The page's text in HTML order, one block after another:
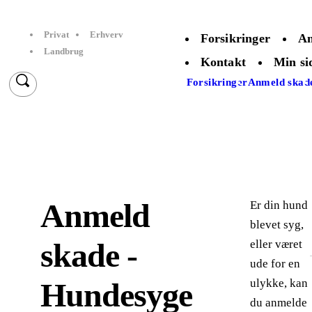
Privat
Erhverv
Landbrug
Forsikringer
Kontakt
Min
ForsikringerAnmeld
Anmeld
skade -
Hundesyge
Er din hund
blevet syg,
eller været
ude for en
ulykke, kan
du anmelde